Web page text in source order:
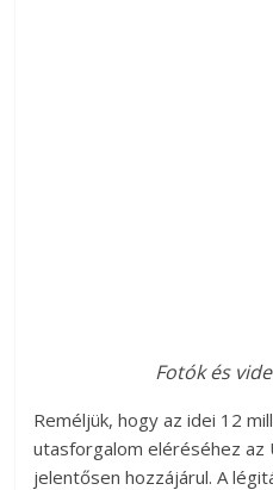
Fotók és
Reméljük, hogy az idei 12
utasforgalom eléréséhez az
jelentősen hozzájárul. A